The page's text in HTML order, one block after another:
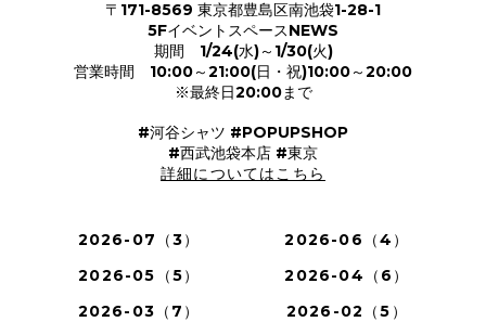
〒171-8569 東京都豊島区南池袋1-28-1
5FイベントスペースNEWS
期間 1/24(水)～1/30(火)
営業時間 10:00～21:00(日・祝)10:00～20:00
※最終日20:00まで
#河谷シャツ #POPUPSHOP
#西武池袋本店 #東京
詳細についてはこちら
2026-07（3）
2026-06（4）
2026-05（5）
2026-04（6）
2026-03（7）
2026-02（5）